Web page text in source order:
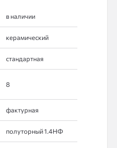
в наличии
керамический
стандартная
8
фактурная
полуторный 1.4НФ